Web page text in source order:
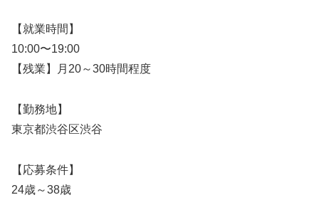
【就業時間】
10:00〜19:00
【残業】月20～30時間程度
【勤務地】
東京都渋谷区渋谷
【応募条件】
24歳～38歳